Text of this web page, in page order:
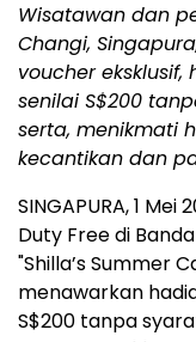
Wisatawan dan
Changi,
voucher
senilai S$200
serta, menikmati
kecantikan dan
SINGAPURA, 1
Duty Free di
"Shilla’s Summer
menawarkan
S$200 tanpa